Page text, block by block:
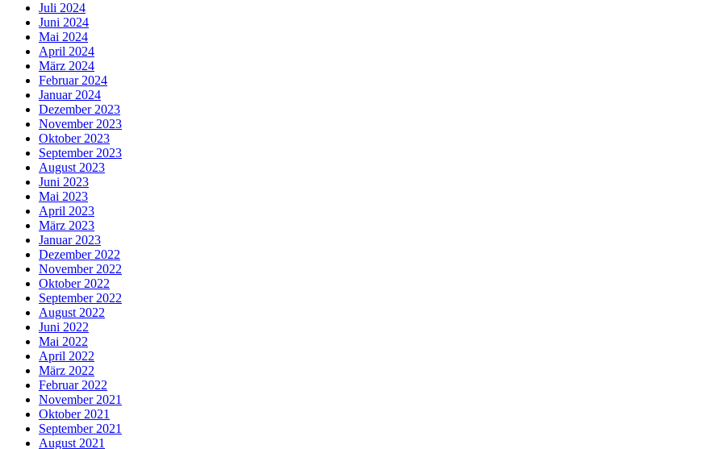
Juli 2024
Juni 2024
Mai 2024
April 2024
März 2024
Februar 2024
Januar 2024
Dezember 2023
November 2023
Oktober 2023
September 2023
August 2023
Juni 2023
Mai 2023
April 2023
März 2023
Januar 2023
Dezember 2022
November 2022
Oktober 2022
September 2022
August 2022
Juni 2022
Mai 2022
April 2022
März 2022
Februar 2022
November 2021
Oktober 2021
September 2021
August 2021